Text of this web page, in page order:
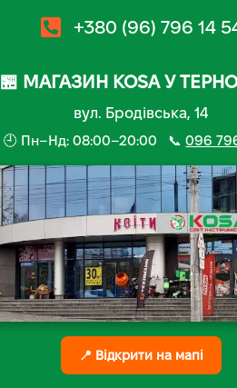
+380 (96) 796 14
🏪 МАГАЗИН KOSA У
вул. Бродівська, 14
🕘 Пн–Нд: 08:00–20:00 📞096
📍 Відкрити на мапі